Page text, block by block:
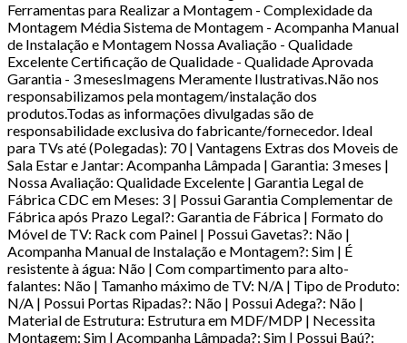
Ferramentas para Realizar a Montagem - Complexidade da
Montagem Média Sistema de Montagem - Acompanha Manual
de Instalação e Montagem Nossa Avaliação - Qualidade
Excelente Certificação de Qualidade - Qualidade Aprovada
Garantia - 3 mesesImagens Meramente Ilustrativas.Não nos
responsabilizamos pela montagem/instalação dos
produtos.Todas as informações divulgadas são de
responsabilidade exclusiva do fabricante/fornecedor. Ideal
para TVs até (Polegadas): 70 | Vantagens Extras dos Moveis de
Sala Estar e Jantar: Acompanha Lâmpada | Garantia: 3 meses |
Nossa Avaliação: Qualidade Excelente | Garantia Legal de
Fábrica CDC em Meses: 3 | Possui Garantia Complementar de
Fábrica após Prazo Legal?: Garantia de Fábrica | Formato do
Móvel de TV: Rack com Painel | Possui Gavetas?: Não |
Acompanha Manual de Instalação e Montagem?: Sim | É
resistente à água: Não | Com compartimento para alto-
falantes: Não | Tamanho máximo de TV: N/A | Tipo de Produto:
N/A | Possui Portas Ripadas?: Não | Possui Adega?: Não |
Material de Estrutura: Estrutura em MDF/MDP | Necessita
Montagem: Sim | Acompanha Lâmpada?: Sim | Possui Baú?: